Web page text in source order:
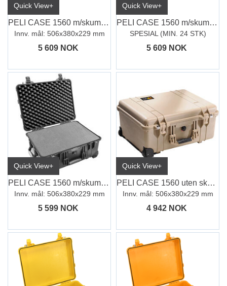
Quick View+
PELI CASE 1560 m/skum, gul
Innv. mål: 506x380x229 mm
5 609 NOK
Quick View+
PELI CASE 1560 m/skum, oransje
SPESIAL (MIN. 24 STK)
5 609 NOK
Quick View+
PELI CASE 1560 m/skum, sort
Innv. mål: 506x380x229 mm
5 599 NOK
Quick View+
PELI CASE 1560 uten skum, Desert Tan
Innv. mål: 506x380x229 mm
4 942 NOK